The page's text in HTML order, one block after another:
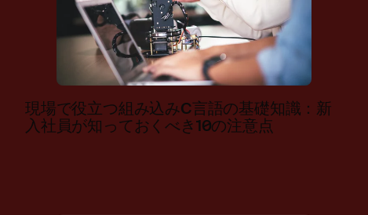
現場で役立つ組み込みC言語の基礎知識：新
入社員が知っておくべき10の注意点